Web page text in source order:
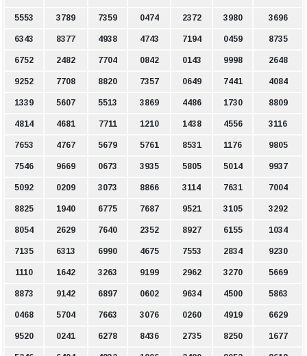
5553 3789 7359 0474 2372 3980 3696
6343 8377 4938 4743 7194 0459 8735
6752 2482 7704 0842 0143 9998 2648
9252 7708 8820 7357 0649 7441 4084
1339 5607 5513 3869 4486 1730 8809
4814 4681 7711 1210 1438 4556 3116
7653 4767 5679 5761 8531 1176 9805
7546 9669 0673 3935 5805 5014 9937
5092 0209 3073 8866 3114 7631 7004
8825 1940 6775 7687 9521 3105 3292
8054 2629 7640 2352 8927 6155 1034
7135 6313 6990 4675 7553 2834 9230
1110 1642 3263 9199 2962 3270 5669
8873 9142 6897 0602 9634 4500 5863
0468 5704 7663 3076 0260 4919 6629
9520 0241 6278 8436 2735 8250 1677